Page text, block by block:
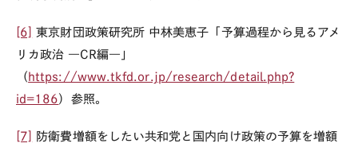
[6]
東京財団政策研究所 中林美恵子「予算過程から見るアメ
リカ政治 ―CR編―」
（ https://www.tkfd.or.jp/research/detail.php?
id=186 ）参照。
[7]
防衛費増額をしたい共和党と国内向け政策の予算を増額